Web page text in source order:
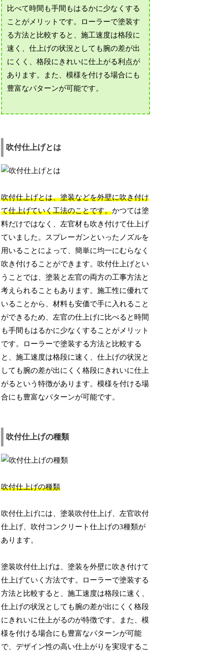
比べて時間も手間もはるかに少なくする
ことがメリットです。ローラーで塗装す
る方法と比較すると、施工速度は格段に
速く、仕上げの状況としても腕の差が出
にくく、格段にきれいに仕上がる利点が
あります。また、模様を付ける場合にも
豊富なパターンが可能です。
吹付仕上げとは
吹付仕上げとは、塗装などを外壁に吹き付け
て仕上げていく工法のことです。かつては塗
料だけではなく、左官材も吹き付けて仕上げ
ていました。スプレーガンといったノズルを
用いることによって、簡単に均一にむらなく
吹き付けることができます。吹付仕上げとい
うことでは、塗装と左官の両方の工事方法と
考えられることもあります。施工性に優れて
いることから、材料も安価で手に入れること
ができるため、左官の仕上げに比べると時間
も手間もはるかに少なくすることがメリット
です。ローラーで塗装する方法と比較する
と、施工速度は格段に速く、仕上げの状況と
しても腕の差が出にくく格段にきれいに仕上
がるという特徴があります。模様を付ける場
合にも豊富なパターンが可能です。
吹付仕上げの種類
吹付仕上げの種類
吹付仕上げには、塗装吹付仕上げ、左官吹付
仕上げ、吹付コンクリート仕上げの3種類が
あります。
塗装吹付仕上げは、塗装を外壁に吹き付けて
仕上げていく方法です。ローラーで塗装する
方法と比較すると、施工速度は格段に速く、
仕上げの状況としても腕の差が出にくく格段
にきれいに仕上がるのが特徴です。また、模
様を付ける場合にも豊富なパターンが可能
で、デザイン性の高い仕上がりを実現するこ